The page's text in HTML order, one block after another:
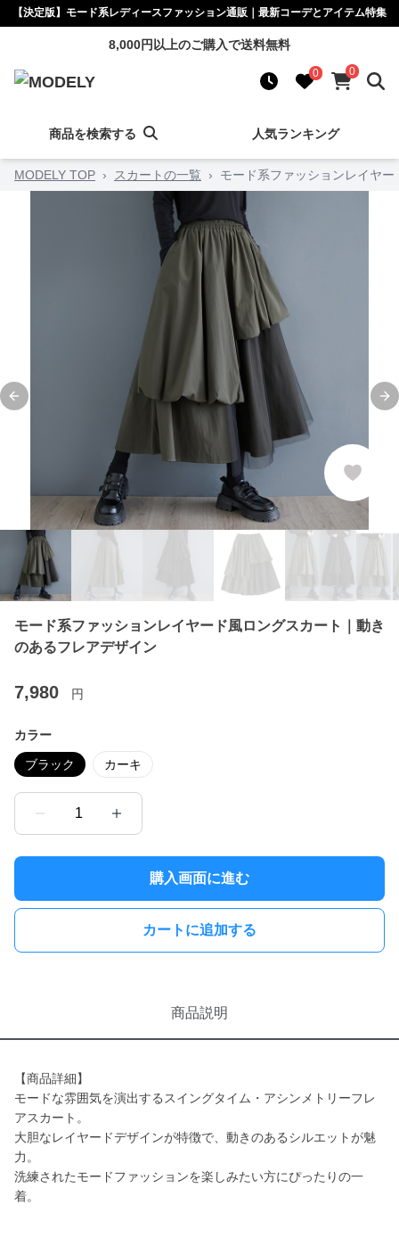
【決定版】モード系レディースファッション通販｜最新コーデとアイテム特集
8,000円以上のご購入で送料無料
0 0
商品を検索する 人気ランキング
MODELY TOP › スカートの一覧 › モード系ファッションレイヤ
Previous slide
モード系ファッションレイヤード風ロングスカート｜動き
のあるフレアデザイン
7,980 円
カラー
ブラック カーキ
1
購入画面に進む
カートに追加する
商品説明
【商品詳細】
モードな雰囲気を演出するスイングタイム・アシンメトリーフレ
アスカート。
大胆なレイヤードデザインが特徴で、動きのあるシルエットが魅
力。
洗練されたモードファッションを楽しみたい方にぴったりの一
着。